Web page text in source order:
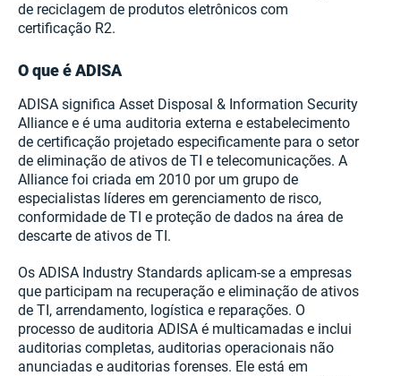
de reciclagem de produtos eletrônicos com
certificação R2.
O que é ADISA
ADISA significa Asset Disposal & Information Security
Alliance e é uma auditoria externa e estabelecimento
de certificação projetado especificamente para o setor
de eliminação de ativos de TI e telecomunicações. A
Alliance foi criada em 2010 por um grupo de
especialistas líderes em gerenciamento de risco,
conformidade de TI e proteção de dados na área de
descarte de ativos de TI.
Os ADISA Industry Standards aplicam-se a empresas
que participam na recuperação e eliminação de ativos
de TI, arrendamento, logística e reparações. O
processo de auditoria ADISA é multicamadas e inclui
auditorias completas, auditorias operacionais não
anunciadas e auditorias forenses. Ele está em